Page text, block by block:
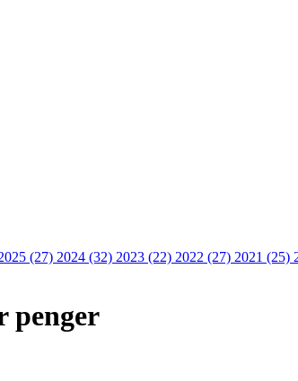
(27) 2024 (32) 2023 (22) 2022 (27) 2021 (25)
penger